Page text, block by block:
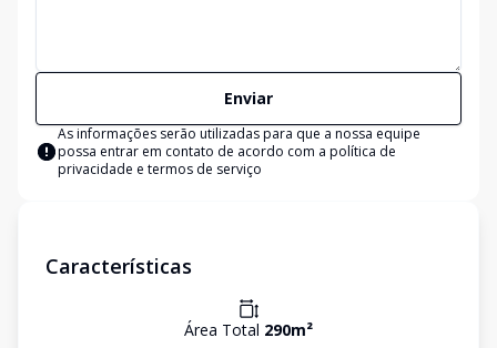
Enviar
As informações serão utilizadas para que a nossa equipe
possa entrar em contato de acordo com a política de
privacidade e termos de serviço
Características
Área Total 290m²